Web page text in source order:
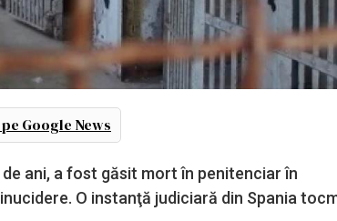
Google News
ani, a fost găsit mort în penitenciar în
O instanţă judiciară din Spania